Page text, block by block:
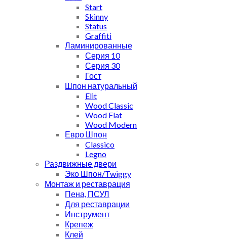
Start
Skinny
Status
Graffiti
Ламинированные
Серия 10
Серия 30
Гост
Шпон натуральный
Elit
Wood Classic
Wood Flat
Wood Modern
Евро Шпон
Classico
Legno
Раздвижные двери
Эко Шпон/Twiggy
Монтаж и реставрация
Пена, ПСУЛ
Для реставрации
Инструмент
Крепеж
Клей